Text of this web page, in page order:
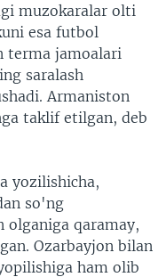
muzokaralar olti
esa futbol
terma jamoalari
saralash
Armaniston
taklif etilgan, deb
yozilishicha,
so'ng
qaramay,
Ozarbayjon bilan
ham olib